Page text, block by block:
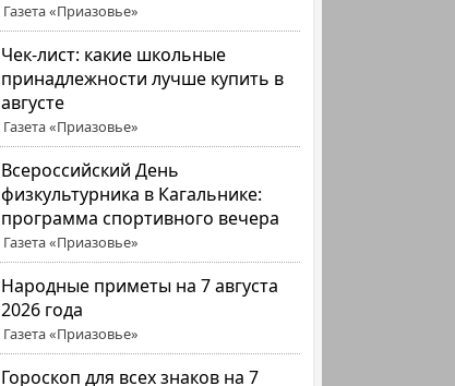
Газета «Приазовье»
Чек-лист: какие школьные
принадлежности лучше купить в
августе
Газета «Приазовье»
Всероссийский День
физкультурника в Кагальнике:
программа спортивного вечера
Газета «Приазовье»
Народные приметы на 7 августа
2026 года
Газета «Приазовье»
Гороскоп для всех знаков на 7